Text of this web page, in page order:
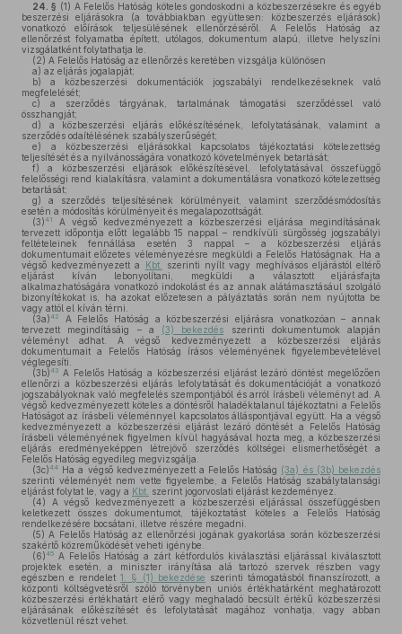
24. § (1) A Felelős Hatóság köteles gondoskodni a közbeszerzésekre és egyéb
beszerzési eljárásokra (a továbbiakban együttesen: közbeszerzés eljárások)
vonatkozó előírások teljesülésének ellenőrzéséről. A Felelős Hatóság az
ellenőrzést folyamatba épített, utólagos, dokumentum alapú, illetve helyszíni
vizsgálatként folytathatja le.
(2) A Felelős Hatóság az ellenőrzés keretében vizsgálja különösen
a) az eljárás jogalapját;
b) a közbeszerzési dokumentációk jogszabályi rendelkezéseknek való
megfelelését;
c) a szerződés tárgyának, tartalmának támogatási szerződéssel való
összhangját;
d) a közbeszerzési eljárás előkészítésének, lefolytatásának, valamint a
szerződés odaítélésének szabályszerűségét;
e) a közbeszerzési eljárásokkal kapcsolatos tájékoztatási kötelezettség
teljesítését és a nyilvánosságára vonatkozó követelmények betartását;
f) a közbeszerzési eljárások előkészítésével, lefolytatásával összefüggő
felelősségi rend kialakításra, valamint a dokumentálásra vonatkozó kötelezettség
betartását;
g) a szerződés teljesítésének körülményeit, valamint szerződésmódosítás
esetén a módosítás körülményeit és megalapozottságát.
(3)41
A végső kedvezményezett a közbeszerzési eljárása megindításának
tervezett időpontja előtt legalább 15 nappal – rendkívüli sürgősség jogszabályi
feltételeinek fennállása esetén 3 nappal – a közbeszerzési eljárás
dokumentumait előzetes véleményezésre megküldi a Felelős Hatóságnak. Ha a
végső kedvezményezett a
Kbt.
szerinti nyílt vagy meghívásos eljárástól eltérő
eljárást kíván lebonyolítani, megküldi a választott eljárásfajta
alkalmazhatóságára vonatkozó indokolást és az annak alátámasztásául szolgáló
bizonyítékokat is, ha azokat előzetesen a pályáztatás során nem nyújtotta be
vagy attól el kíván térni.
(3a)42
A Felelős Hatóság a közbeszerzési eljárásra vonatkozóan – annak
tervezett megindításáig – a (3) bekezdés szerinti dokumentumok alapján
véleményt adhat. A végső kedvezményezett a közbeszerzési eljárás
dokumentumait a Felelős Hatóság írásos véleményének figyelembevételével
véglegesíti.
(3b)43 A Felelős Hatóság a közbeszerzési eljárást lezáró döntést megelőzően
ellenőrzi a közbeszerzési eljárás lefolytatását és dokumentációját a vonatkozó
jogszabályoknak való megfelelés szempontjából és arról írásbeli véleményt ad. A
végső kedvezményezett köteles a döntésről haladéktalanul tájékoztatni a Felelős
Hatóságot az írásbeli véleménnyel kapcsolatos álláspontjával együtt. Ha a végső
kedvezményezett a közbeszerzési eljárást lezáró döntését a Felelős Hatóság
írásbeli véleményének figyelmen kívül hagyásával hozta meg, a közbeszerzési
eljárás eredményeképpen létrejövő szerződés költségei elismerhetőségét a
Felelős Hatóság egyedileg megvizsgálja.
(3c)44 Ha a végső kedvezményezett a Felelős Hatóság (3a) és (3b) bekezdés
szerinti véleményét nem vette figyelembe, a Felelős Hatóság szabálytalansági
eljárást folytat le, vagy a Kbt. szerint jogorvoslati eljárást kezdeményez.
(4) A végső kedvezményezett a közbeszerzési eljárással összefüggésben
keletkezett összes dokumentumot, tájékoztatást köteles a Felelős Hatóság
rendelkezésére bocsátani, illetve részére megadni.
(5) A Felelős Hatóság az ellenőrzési jogának gyakorlása során közbeszerzési
szakértő közreműködését veheti igénybe.
(6)45 A Felelős Hatóság a zárt kétfordulós kiválasztási eljárással kiválasztott
projektek esetén, a miniszter irányítása alá tartozó szervek részben vagy
egészben e rendelet1. § (1) bekezdése szerinti támogatásból finanszírozott, a
központi költségvetésről szóló törvényben uniós értékhatárként meghatározott
közbeszerzési értékhatárt elérő vagy meghaladó becsült értékű közbeszerzési
eljárásának előkészítését és lefolytatását magához vonhatja, vagy abban
közvetlenül részt vehet.